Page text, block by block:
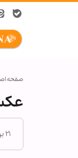
صفحه
۲۱ بهمن ۱۳۹۱ - ۲۰:۳۰